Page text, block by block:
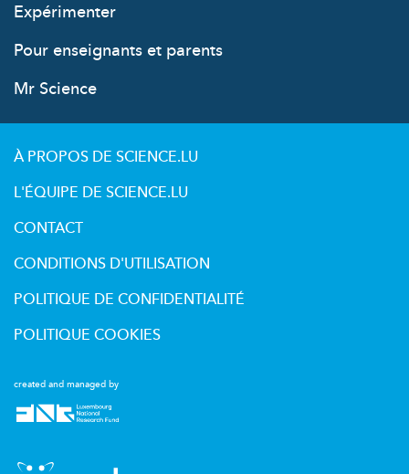
Expérimenter
Pour enseignants et parents
Mr Science
created and managed by
À PROPOS DE SCIENCE.LU
L'ÉQUIPE DE SCIENCE.LU
CONTACT
CONDITIONS D'UTILISATION
POLITIQUE DE CONFIDENTIALITÉ
POLITIQUE COOKIES